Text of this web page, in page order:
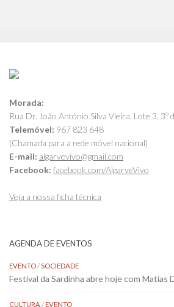
Morada:
Rua Dr. João António Silva Vieira, Lote 3,
Telemóvel: 967 823 648
(Chamada para a rede móvel nacional)
E-mail: algarvevivo@gmail.com
Facebook: facebook.com/AlgarveVivo
Veja a nossa ficha técnica
AGENDA DE EVENTOS
EVENTO/SOCIEDADE
Festival da Sardinha abre hoje com Matias
CULTURA/EVENTO